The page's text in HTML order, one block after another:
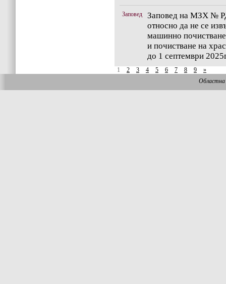
Заповед
Заповед на МЗХ №
относно да не се
машинно
и почистване на
до 1 септември
1 2 3 4 5 6 7 8 9 »
Областна